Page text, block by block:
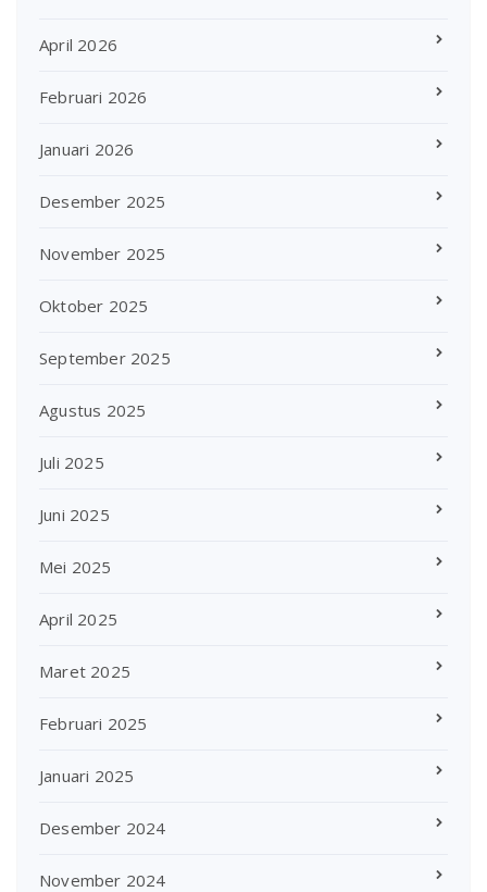
April 2026
Februari 2026
Januari 2026
Desember 2025
November 2025
Oktober 2025
September 2025
Agustus 2025
Juli 2025
Juni 2025
Mei 2025
April 2025
Maret 2025
Februari 2025
Januari 2025
Desember 2024
November 2024